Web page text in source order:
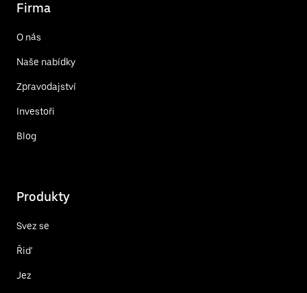
Firma
O nás
Naše nabídky
Zpravodajství
Investoři
Blog
Produkty
Svez se
Řiď
Jez